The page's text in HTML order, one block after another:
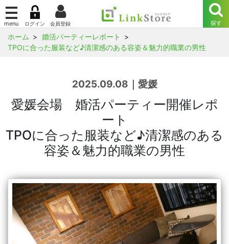
ホーム
婚活パーティーレポート
TPOに合った服装など♪清潔感のある容姿＆魅力的職業の男性
2025.09.08｜愛媛
愛媛会場 婚活パーティー開催レポ
ート
TPOに合った服装など♪清潔感のある
容姿＆魅力的職業の男性